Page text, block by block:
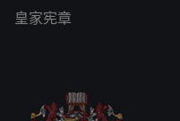
皇家宪章